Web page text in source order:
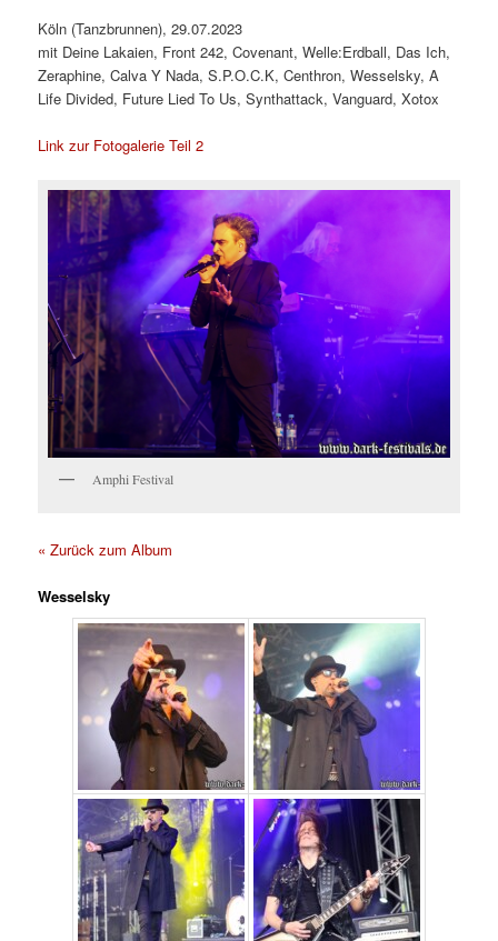
Köln (Tanzbrunnen), 29.07.2023
mit Deine Lakaien, Front 242, Covenant, Welle:Erdball, Das Ich,
Zeraphine, Calva Y Nada, S.P.O.C.K, Centhron, Wesselsky, A
Life Divided, Future Lied To Us, Synthattack, Vanguard, Xotox
Link zur Fotogalerie Teil 2
Amphi Festival
« Zurück zum Album
Wesselsky